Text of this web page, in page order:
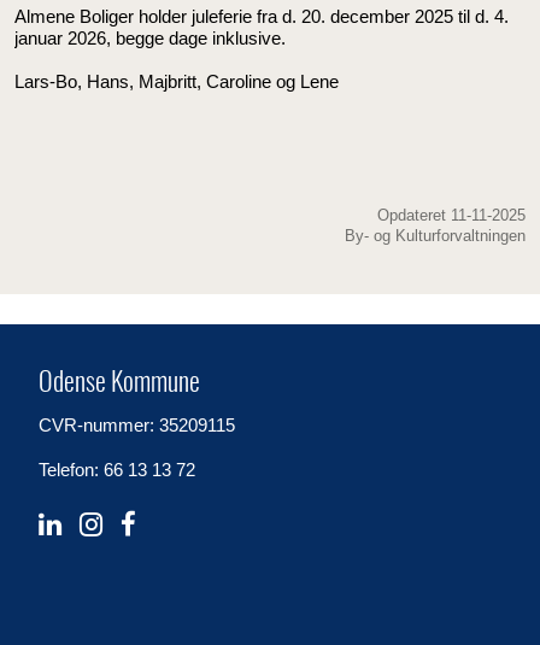
Almene Boliger holder juleferie fra d. 20. december 2025 til d. 4.
januar 2026, begge dage inklusive.
Lars-Bo, Hans, Majbritt, Caroline og Lene
Opdateret 11-11-2025
By- og Kulturforvaltningen
Odense Kommune
CVR-nummer: 35209115
Telefon: 66 13 13 72